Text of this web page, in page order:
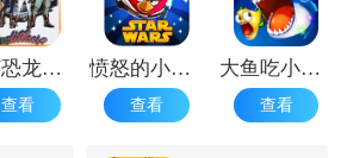
快打恐龙正版
查看
愤怒的小鸟星球大战1.9.25
查看
大鱼吃小鱼游戏手机版 手机版
查看